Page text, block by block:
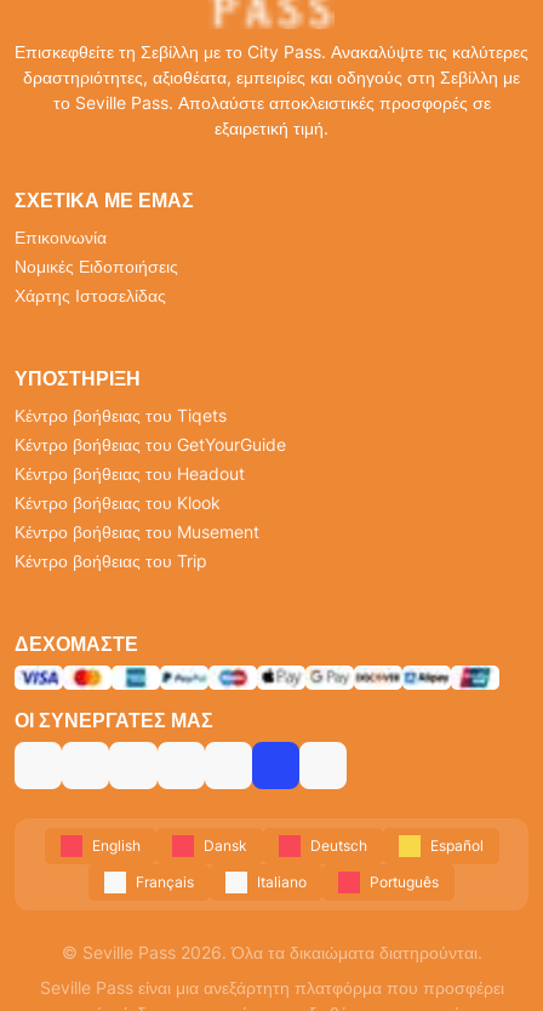
Επισκεφθείτε τη Σεβίλλη με το City Pass. Ανακαλύψτε τις καλύτερες
δραστηριότητες, αξιοθέατα, εμπειρίες και οδηγούς στη Σεβίλλη με
το Seville Pass. Απολαύστε αποκλειστικές προσφορές σε
εξαιρετική τιμή.
ΣΧΕΤΙΚΆ ΜΕ ΕΜΆΣ
Επικοινωνία
Νομικές Ειδοποιήσεις
Χάρτης Ιστοσελίδας
ΥΠΟΣΤΉΡΙΞΗ
Κέντρο βοήθειας του Tiqets
Κέντρο βοήθειας του GetYourGuide
Κέντρο βοήθειας του Headout
Κέντρο βοήθειας του Klook
Κέντρο βοήθειας του Musement
Κέντρο βοήθειας του Trip
ΔΕΧΌΜΑΣΤΕ
ΟΙ ΣΥΝΕΡΓΆΤΕΣ ΜΑΣ
English Dansk Deutsch
Español
Français
Italiano Português
© Seville Pass 2026. Όλα τα δικαιώματα διατηρούνται.
Seville Pass είναι μια ανεξάρτητη πλατφόρμα που προσφέρει